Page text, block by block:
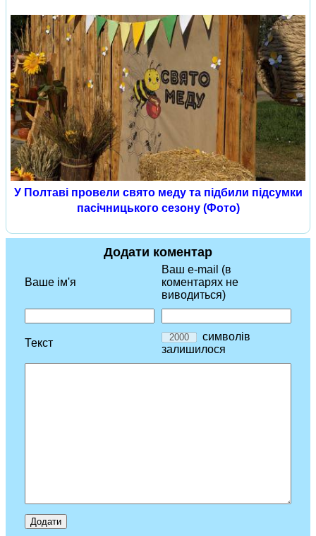
У Полтаві провели свято меду та підбили підсумки
пасічницького сезону (Фото)
Додати коментар
Ваше ім'я
Ваш e-mail (в
коментарях не
виводиться)
Текст
символів
залишилося